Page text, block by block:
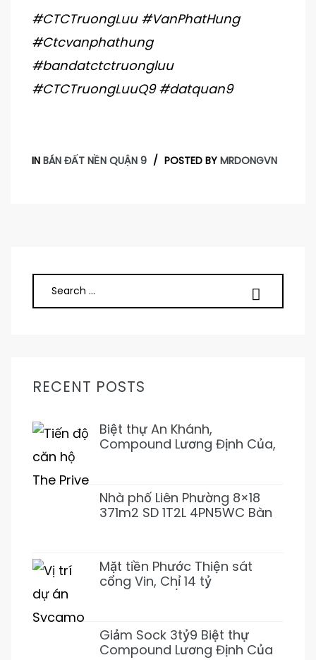
#CTCTruongLuu #VanPhatHung
#Ctcvanphathung
#bandatctctruongluu
#CTCTruongLuuQ9 #datquan9
IN BÁN ĐẤT NỀN QUẬN 9 POSTED BY MRDONGVN
RECENT POSTS
Biệt thự An Khánh,
Compound Lương Định Của,
Nhà phố Liên Phường 8×18
371m2 SD 1T2L 4PN5WC Bàn
Mặt tiền Phước Thiện sát
cổng Vin, Chỉ 14 tỷ
Giảm Sock 3tỷ9 Biệt thự
Compound Lương Định Của